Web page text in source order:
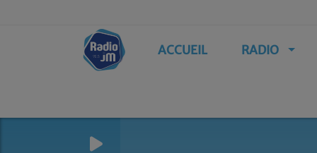
ACCUEIL RADIO